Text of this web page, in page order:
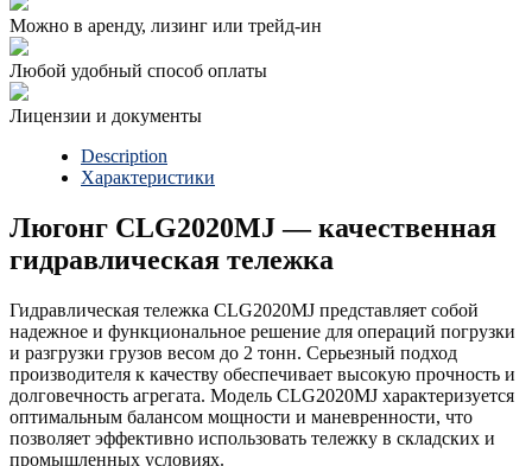
Можно в аренду, лизинг или трейд-ин
Любой удобный способ оплаты
Лицензии и документы
Description
Характеристики
Люгонг CLG2020MJ — качественная
гидравлическая тележка
Гидравлическая тележка CLG2020MJ представляет собой
надежное и функциональное решение для операций погрузки
и разгрузки грузов весом до 2 тонн. Серьезный подход
производителя к качеству обеспечивает высокую прочность и
долговечность агрегата. Модель CLG2020MJ характеризуется
оптимальным балансом мощности и маневренности, что
позволяет эффективно использовать тележку в складских и
промышленных условиях.